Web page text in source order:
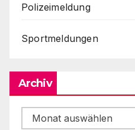
Polizeimeldung
Sportmeldungen
Archiv
Archiv